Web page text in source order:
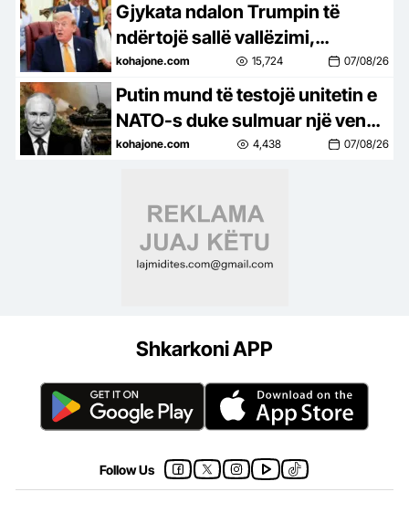
Gjykata ndalon Trumpin të
ndërtojë sallë vallëzimi,
presidenti apelon
kohajone.com 15,724 07/08/26
Putin mund të testojë unitetin e
NATO-s duke sulmuar një vend
anëtar
kohajone.com 4,438 07/08/26
Shkarkoni APP
Follow Us